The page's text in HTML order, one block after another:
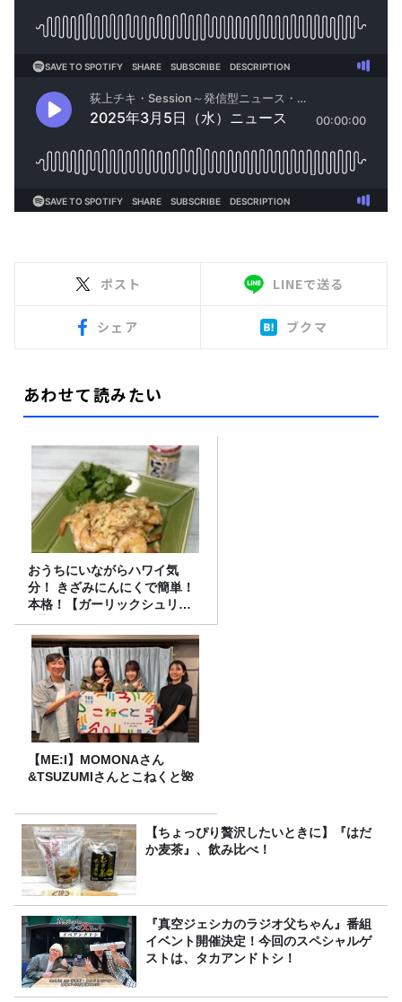
ポスト LINEで送る
シェア ブクマ
あわせて読みたい
おうちにいながらハワイ気
分！ きざみにんにくで簡単！
本格！【ガーリックシュリン
プ】 桃屋のかんたんレシピ
【ME:I】MOMONAさん
&TSUZUMIさんとこねくと🌺
【ちょっぴり贅沢したいときに】『はだ
か麦茶』、飲み比べ！
『真空ジェシカのラジオ父ちゃん』番組
イベント開催決定！今回のスペシャルゲ
ストは、タカアンドトシ！